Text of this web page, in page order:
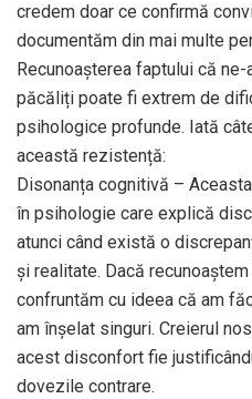
credem doar ce confirmă
documentăm din mai multe
Recunoașterea faptului că
păcăliți poate fi extrem de
psihologice profunde. Iată
această rezistență:
Disonanța cognitivă –
în psihologie care explică
atunci când există o
și realitate. Dacă
confruntăm cu ideea că am
am înșelat singuri. Creierul
acest disconfort fie
dovezile contrare.